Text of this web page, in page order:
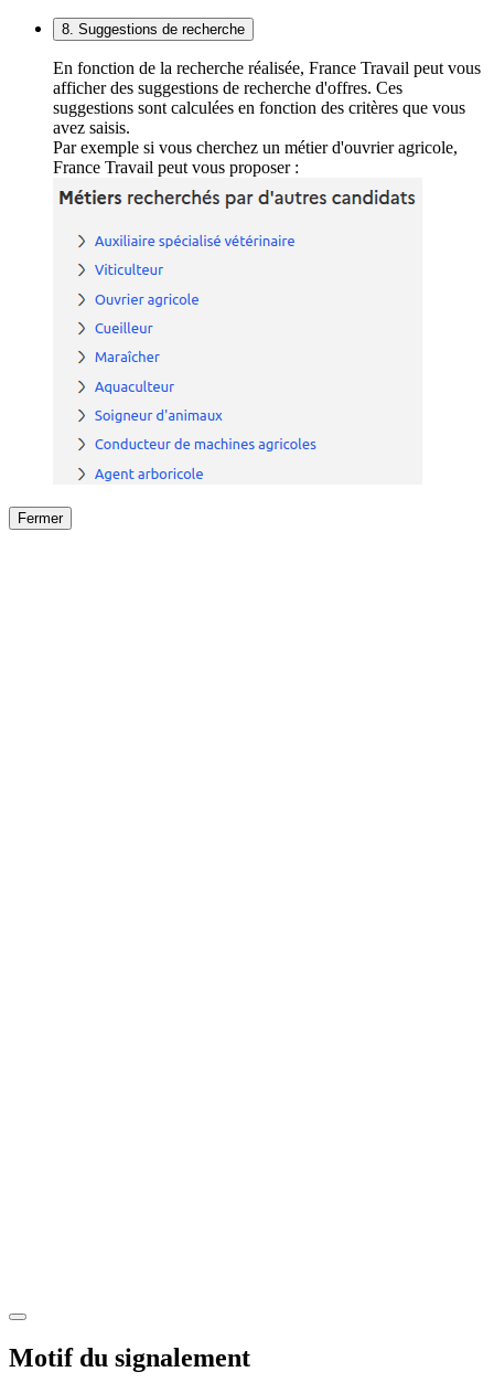
8. Suggestions de recherche
En fonction de la recherche réalisée, France Travail peut vous
afficher des suggestions de recherche d'offres. Ces
suggestions sont calculées en fonction des critères que vous
avez saisis.
Par exemple si vous cherchez un métier d'ouvrier agricole,
France Travail peut vous proposer :
Fermer
Motif du signalement